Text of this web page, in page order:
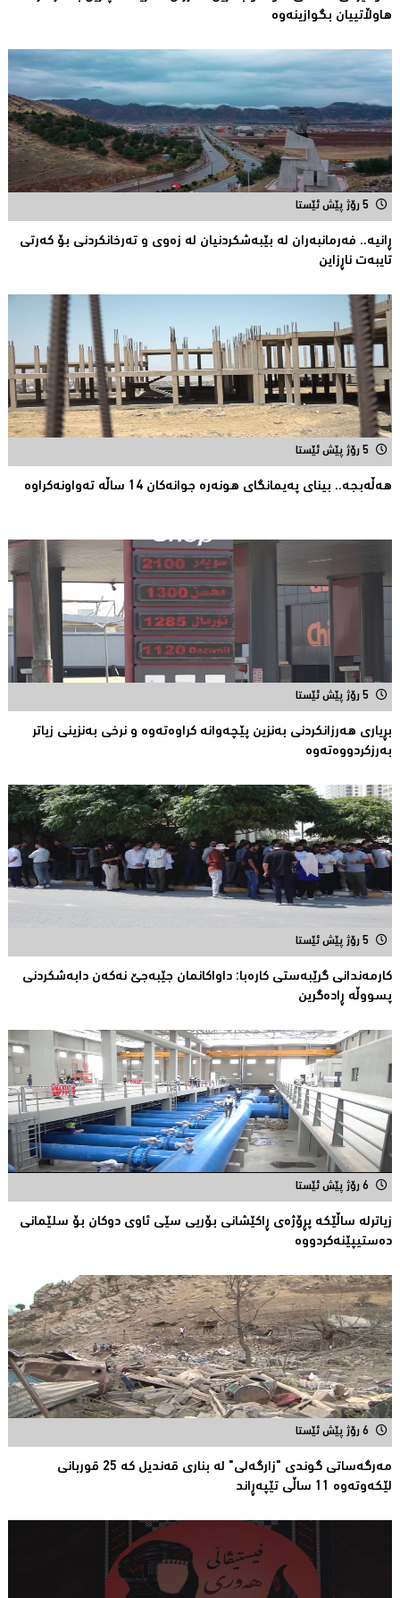
هاوڵاتییان بگوازینەوە
5 رۆژ پێش ئێستا
ڕانیە.. فەرمانبەران لە بێبەشکردنیان لە زەوى و تەرخانکردنى بۆ کەرتى
تایبەت ناڕزاین
5 رۆژ پێش ئێستا
هەڵەبجە.. بینای پەیمانگای هونەرە جوانەكان 14 ساڵە تەواونەکراوە
5 رۆژ پێش ئێستا
بڕیارى هەرزانکردنى بەنزین پێچەوانە کراوەتەوە و نرخى بەنزینى زیاتر
بەرزکردووەتەوە
5 رۆژ پێش ئێستا
كارمەندانی گرێبەستی كارەبا: داواکانمان جێبەجێ نەکەن دابەشكردنی
پسووڵە ڕادەگرین
6 رۆژ پێش ئێستا
زیاترلە ساڵێکە پڕۆژەی ڕاكێشانی بۆریی سێی ئاوی دوكان بۆ سلێمانی
دەستیپێنەکردووە
6 رۆژ پێش ئێستا
مەرگەساتی گوندی "زارگەلی" لە بناری قەندیل کە 25 قوربانى
لێکەوتەوە 11 ساڵى تێپەڕاند